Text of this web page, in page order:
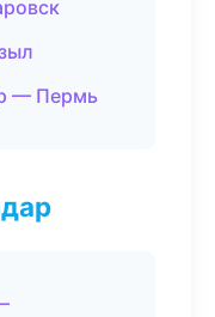
— Пермь